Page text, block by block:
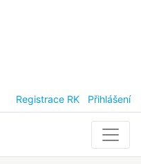
Registrace RK Přihlášení